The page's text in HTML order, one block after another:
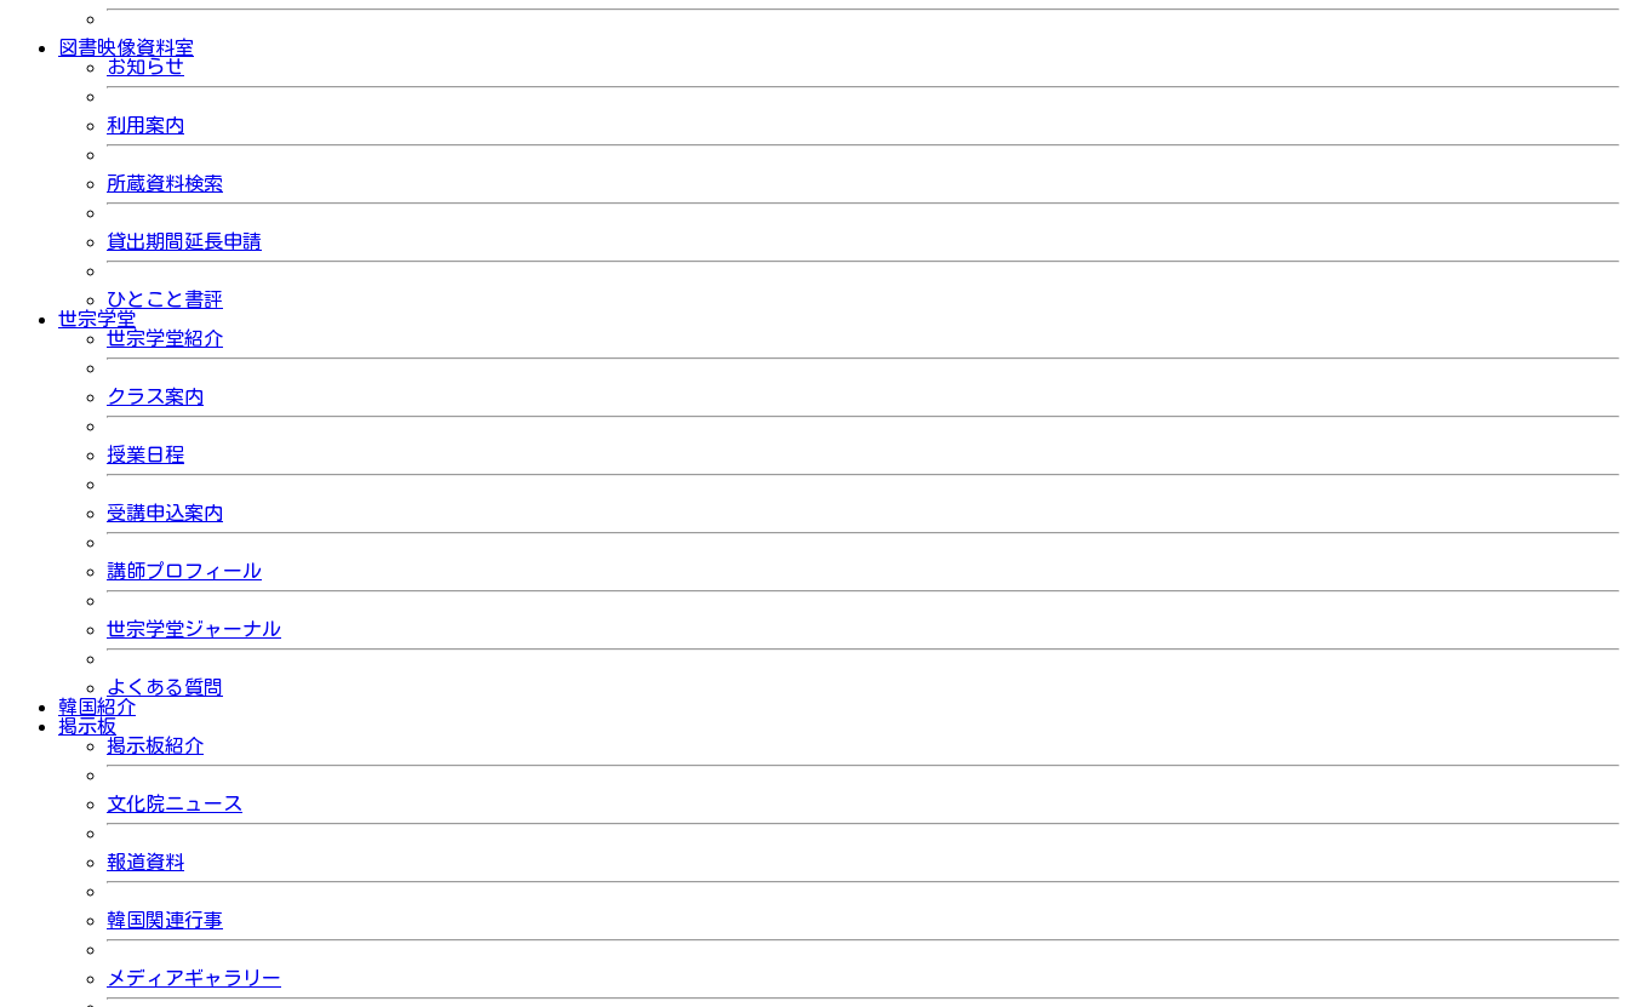
図書映像資料室
お知らせ
利用案内
所蔵資料検索
貸出期間延長申請
ひとこと書評
世宗学堂
世宗学堂紹介
クラス案内
授業日程
受講申込案内
講師プロフィール
世宗学堂ジャーナル
よくある質問
韓国紹介
掲示板
掲示板紹介
文化院ニュース
報道資料
韓国関連行事
メディアギャラリー